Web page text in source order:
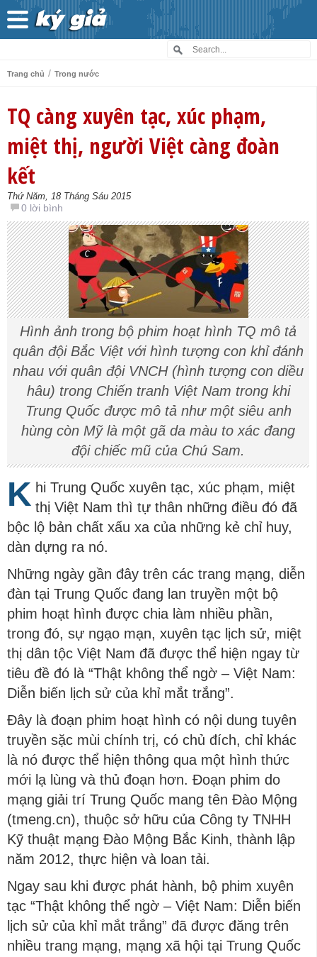
Trang chủ / Trong nước
TQ càng xuyên tạc, xúc phạm,
miệt thị, người Việt càng đoàn
kết
Thứ Năm, 18 Tháng Sáu 2015
0 lời bình
Hình ảnh trong bộ phim hoạt hình TQ mô tả
quân đội Bắc Việt với hình tượng con khỉ đánh
nhau với quân đội VNCH (hình tượng con diều
hâu) trong Chiến tranh Việt Nam trong khi
Trung Quốc được mô tả như một siêu anh
hùng còn Mỹ là một gã da màu to xác đang
đội chiếc mũ của Chú Sam.
K hi Trung Quốc xuyên tạc, xúc phạm, miệt
thị Việt Nam thì tự thân những điều đó đã
bộc lộ bản chất xấu xa của những kẻ chỉ huy,
dàn dựng ra nó.
Những ngày gần đây trên các trang mạng, diễn
đàn tại Trung Quốc đang lan truyền một bộ
phim hoạt hình được chia làm nhiều phần,
trong đó, sự ngạo mạn, xuyên tạc lịch sử, miệt
thị dân tộc Việt Nam đã được thể hiện ngay từ
tiêu đề đó là “Thật không thể ngờ – Việt Nam:
Diễn biến lịch sử của khỉ mắt trắng”.
Đây là đoạn phim hoạt hình có nội dung tuyên
truyền sặc mùi chính trị, có chủ đích, chỉ khác
là nó được thể hiện thông qua một hình thức
mới lạ lùng và thủ đoạn hơn. Đoạn phim do
mạng giải trí Trung Quốc mang tên Đào Mộng
(tmeng.cn), thuộc sở hữu của Công ty TNHH
Kỹ thuật mạng Đào Mộng Bắc Kinh, thành lập
năm 2012, thực hiện và loan tải.
Ngay sau khi được phát hành, bộ phim xuyên
tạc “Thật không thể ngờ – Việt Nam: Diễn biến
lịch sử của khỉ mắt trắng” đã được đăng trên
nhiều trang mạng, mạng xã hội tại Trung Quốc